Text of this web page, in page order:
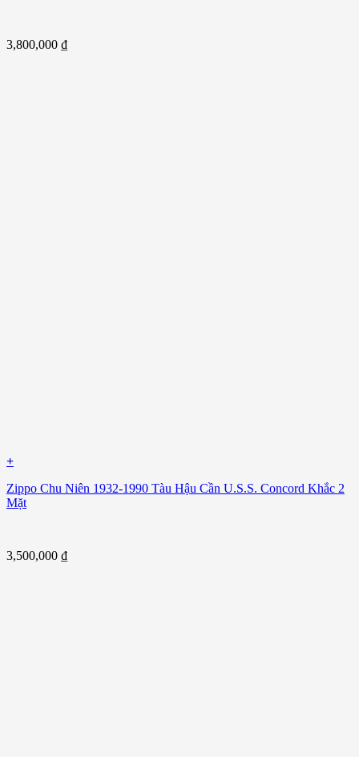
3,800,000 ₫
+
Zippo Chu Niên 1932-1990 Tàu Hậu Cần U.S.S. Concord Khắc 2
Mặt
3,500,000 ₫